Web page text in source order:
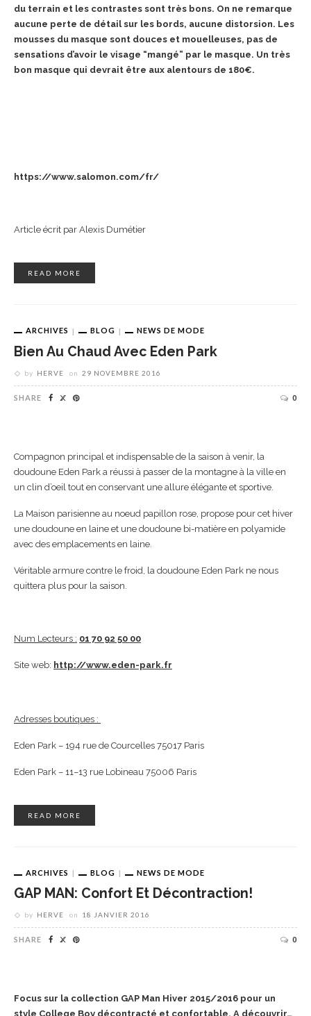
du terrain et les contrastes sont très bons. On ne remarque
aucune perte de détail sur les bords, aucune distorsion. Les
mousses du masque sont douces et mouelleuses, pas de
sensations d’avoir le visage “mangé” par le masque. Un très
bon masque qui devrait être aux alentours de 180€.
https://www.salomon.com/fr/
Article écrit par Alexis Dumétier
READ MORE
ARCHIVES BLOG NEWS DE MODE
Bien Au Chaud Avec Eden Park
by HERVE on 29 NOVEMBRE 2016
SHARE 0
Compagnon principal et indispensable de la saison à venir, la
doudoune Eden Park a réussi à passer de la montagne à la ville en
un clin d’oeil tout en conservant une allure élégante et sportive.
La Maison parisienne au noeud papillon rose, propose pour cet hiver
une doudoune en laine et une doudoune bi-matière en polyamide
avec des emplacements en laine.
Véritable armure contre le froid, la doudoune Eden Park ne nous
quittera plus pour la saison.
Num Lecteurs : 01 70 92 50 00
Site web: http://www.eden-park.fr
Adresses boutiques :
Eden Park – 194 rue de Courcelles 75017 Paris
Eden Park – 11–13 rue Lobineau 75006 Paris
READ MORE
ARCHIVES BLOG NEWS DE MODE
GAP MAN: Confort Et Décontraction!
by HERVE on 18 JANVIER 2016
SHARE 0
Focus sur la collection GAP Man Hiver 2015/2016 pour un
style College Boy décontracté et confortable. A découvrir…